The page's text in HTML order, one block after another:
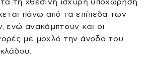
πάνω από τα επίπεδα των
ενώ ανακάμπτουν και οι
με μοχλό την άνοδο του